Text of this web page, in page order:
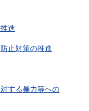
進
止対策の推進
する暴力等への